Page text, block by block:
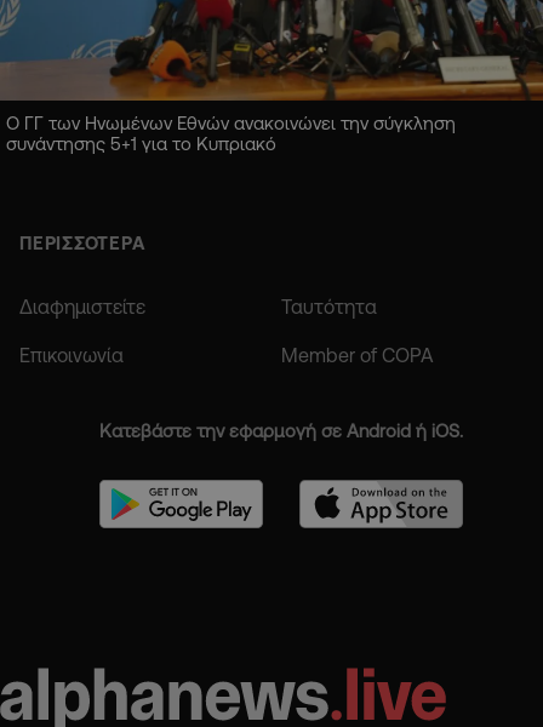
Ο ΓΓ των Ηνωμένων Εθνών ανακοινώνει την σύγκληση
συνάντησης 5+1 για το Κυπριακό
ΠΕΡΙΣΣΟΤΕΡΑ
Διαφημιστείτε Ταυτότητα
Επικοινωνία Member of COPA
Κατεβάστε την εφαρμογή σε Android ή iOS.